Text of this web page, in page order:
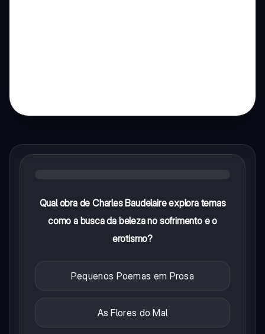
Qual obra de Charles Baudelaire explora temas
como a busca da beleza no sofrimento e o
erotismo?
Pequenos Poemas em Prosa
As Flores do Mal